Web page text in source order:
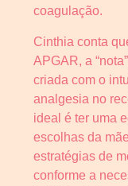
coagulação.
Cinthia conta
APGAR, a
criada com o
analgesia no
ideal é ter uma
escolhas da
estratégias de
conforme a